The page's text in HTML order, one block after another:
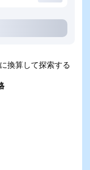
算して探索する